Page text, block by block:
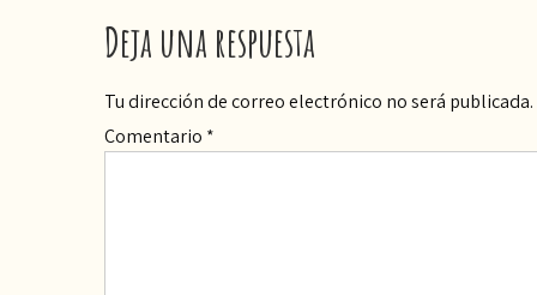
Deja una respuesta
Tu dirección de correo electrónico no será publicada.
Comentario *